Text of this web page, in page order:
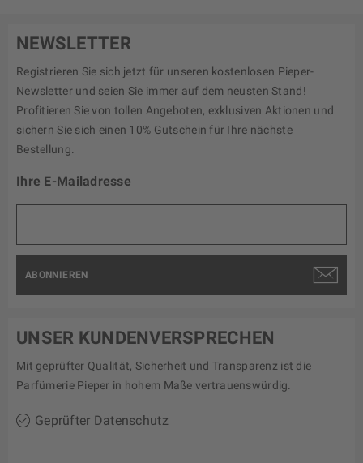
NEWSLETTER
Registrieren Sie sich jetzt für unseren kostenlosen Pieper-
Newsletter und seien Sie immer auf dem neusten Stand!
Profitieren Sie von tollen Angeboten, exklusiven Aktionen und
sichern Sie sich einen 10% Gutschein für Ihre nächste
Bestellung.
Ihre E-Mailadresse
ABONNIEREN
UNSER KUNDENVERSPRECHEN
Mit geprüfter Qualität, Sicherheit und Transparenz ist die
Parfümerie Pieper in hohem Maße vertrauenswürdig.
Geprüfter Datenschutz